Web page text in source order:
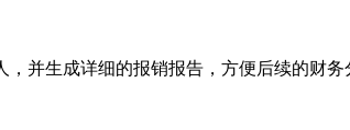
并生成详细的报销报告，方便后续的财务